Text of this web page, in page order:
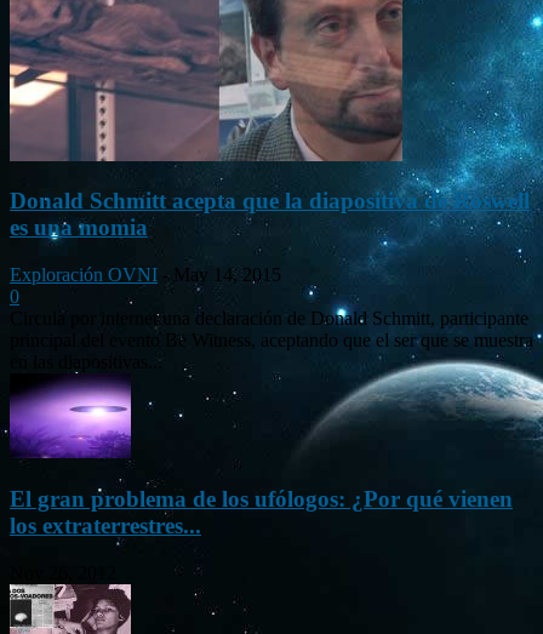
Donald Schmitt acepta que la diapositiva de Roswell
es una momia
Exploración OVNI - May 14, 2015
0
Circula por internet una declaración de Donald Schmitt, participante
principal del evento Be Witness, aceptando que el ser que se muestra
en las diapositivas...
El gran problema de los ufólogos: ¿Por qué vienen
los extraterrestres...